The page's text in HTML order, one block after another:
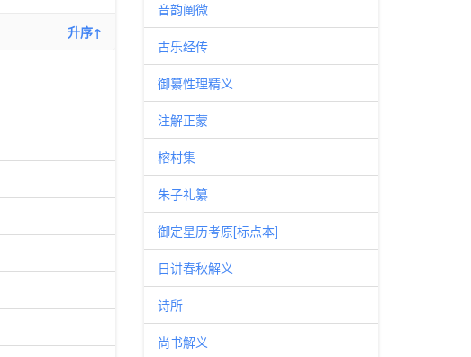
升序↑
音韵阐微
古乐经传
御纂性理精义
注解正蒙
榕村集
朱子礼纂
御定星历考原[标点本]
日讲春秋解义
诗所
尚书解义